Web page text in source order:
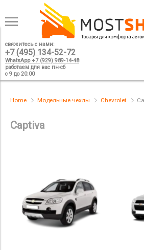
свяжитесь с нами:
+7 (495) 134-52-72
WhatsApp +7 (929) 989-14-48
работаем для вас пн-сб
с 9 до 20:00
Home Модельные чехлы Chevrolet
Captiva